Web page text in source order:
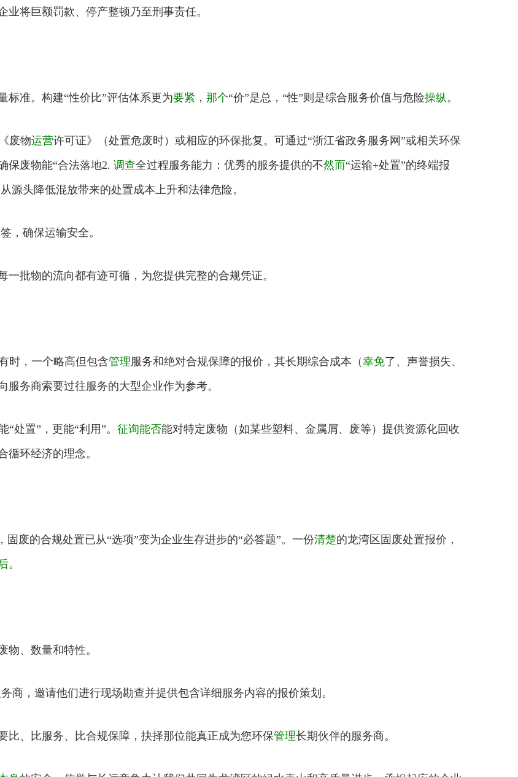
将巨额罚款、停产整顿乃至刑事责任。
标准。构建“性价比”评估体系更为要紧 ， 那个“价”是总，“性”则是综合服务价值与危险操纵。
废物运营许可证》（处置危废时）或相应的环保批复。可通过“浙江省政务服务网”或相关环保
保废物能“合法落地2. 调查全过程服务能力：优秀的服务提供的不然而“运输+处置”的终端报
从源头降低混放带来的处置成本上升和法律危险。
确保运输安全。
批物的流向都有迹可循，为您提供完整的合规凭证。
，一个略高但包含管理服务和绝对合规保障的报价，其长期综合成本（幸免了、声誉损失、
服务商索要过往服务的大型企业作为参考。
置”，更能“利用”。 征询能否能对特定废物（如某些塑料、金属屑、废等）提供资源化回收
环经济的理念。
废的合规处置已从“选项”变为企业生存进步的“必答题”。一份清楚的龙湾区固废处置报价，
。
、数量和特性。
商，邀请他们进行现场勘查并提供包含详细服务内容的报价策划。
、比服务、比合规保障，抉择那位能真正成为您环保管理长期伙伴的服务商。